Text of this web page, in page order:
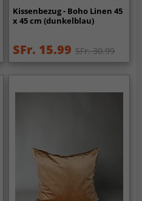
Kissenbezug - Boho Linen 45
x 45 cm (dunkelblau)
SFr. 15.99 SFr. 30.99